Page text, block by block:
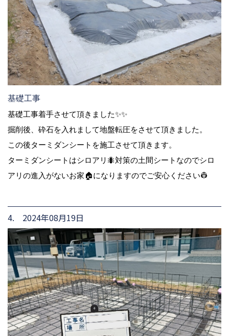
基礎工事
基礎工事着手させて頂きました✨✨
掘削後、砕石を入れまして地盤転圧をさせて頂きました。
この後ターミダンシートを施工させて頂きます。
ターミダンシートはシロアリ🐜対策の土間シートなのでシロ
アリの進入がないお家🏠になりますのでご安心ください👷
4. 2024年08月19日